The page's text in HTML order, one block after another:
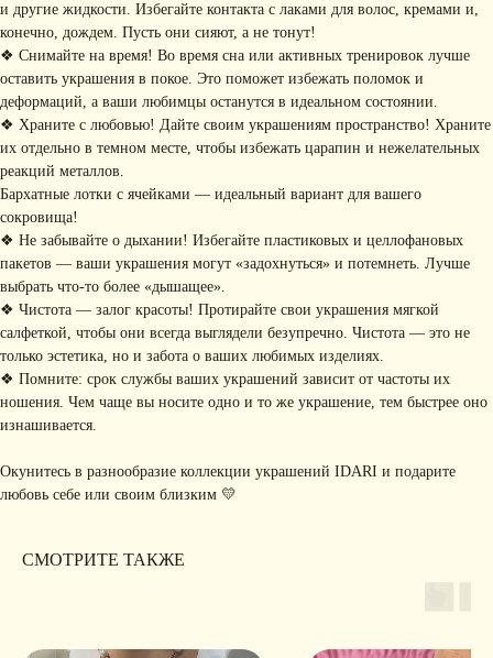
и другие жидкости. Избегайте контакта с лаками для волос, кремами и,
конечно, дождем. Пусть они сияют, а не тонут!
❖ Снимайте на время! Во время сна или активных тренировок лучше
оставить украшения в покое. Это поможет избежать поломок и
деформаций, а ваши любимцы останутся в идеальном состоянии.
❖ Храните с любовью! Дайте своим украшениям пространство! Храните
их отдельно в темном месте, чтобы избежать царапин и нежелательных
реакций металлов.
Бархатные лотки с ячейками — идеальный вариант для вашего
сокровища!
❖ Не забывайте о дыхании! Избегайте пластиковых и целлофановых
пакетов — ваши украшения могут «задохнуться» и потемнеть. Лучше
выбрать что-то более «дышащее».
❖ Чистота — залог красоты! Протирайте свои украшения мягкой
салфеткой, чтобы они всегда выглядели безупречно. Чистота — это не
только эстетика, но и забота о ваших любимых изделиях.
❖ Помните: срок службы ваших украшений зависит от частоты их
ношения. Чем чаще вы носите одно и то же украшение, тем быстрее оно
изнашивается.
Окунитесь в разнообразие коллекции украшений IDARI и подарите
любовь себе или своим близким 💛
СМОТРИТЕ ТАКЖЕ
ПОДПИШИТЕСЬ НА
РАССЫЛКУ
Я соглашаюсь с обработкой персональных данных в соответствии с
политикой
конфиденциальности
• Доставка и оплата
• Рекомендации
• Новости
• Упаковка
• Об IDARI
• Главная
• Каталог
idari.brand@mail.ru
+ 7 (916) 958-00-78
ИНФОРМАЦИЯ
КОНТАКТЫ
Рассказываем о новых
коллекциях, акциях и трендах
РАЗДЕЛЫ ИНТЕРНЕТ-
МАГАЗИНА